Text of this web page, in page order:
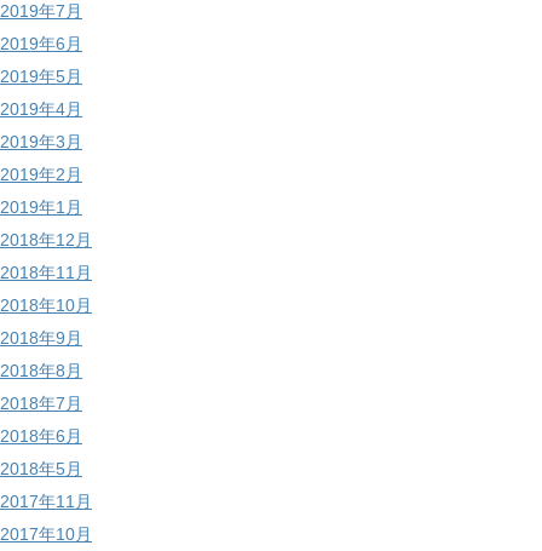
2019年7月
2019年6月
2019年5月
2019年4月
2019年3月
2019年2月
2019年1月
2018年12月
2018年11月
2018年10月
2018年9月
2018年8月
2018年7月
2018年6月
2018年5月
2017年11月
2017年10月